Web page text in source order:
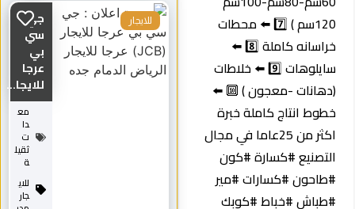
120سم ) 7️⃣ ⬅️ محطات
خراسانه كاملة 8️⃣ ⬅️
سايلوهات 9️⃣ ⬅️ خلاطات
(دهانات -معجون ) 🔟 ⬅️
خطوط انتاج كاملة خبرة
اكثر من 25عاما في مجال
التصنيع #كسارة #كون
#طاحون #كسارات #مير
#طباش #خباط #كوبك
جي
سي
عرجا
للايجا...
ت
للاي
جار
للايجار